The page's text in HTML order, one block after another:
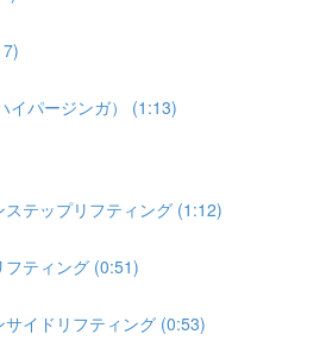
イパージンガ） (1:13)
テップリフティング (1:12)
ティング (0:51)
イドリフティング (0:53)